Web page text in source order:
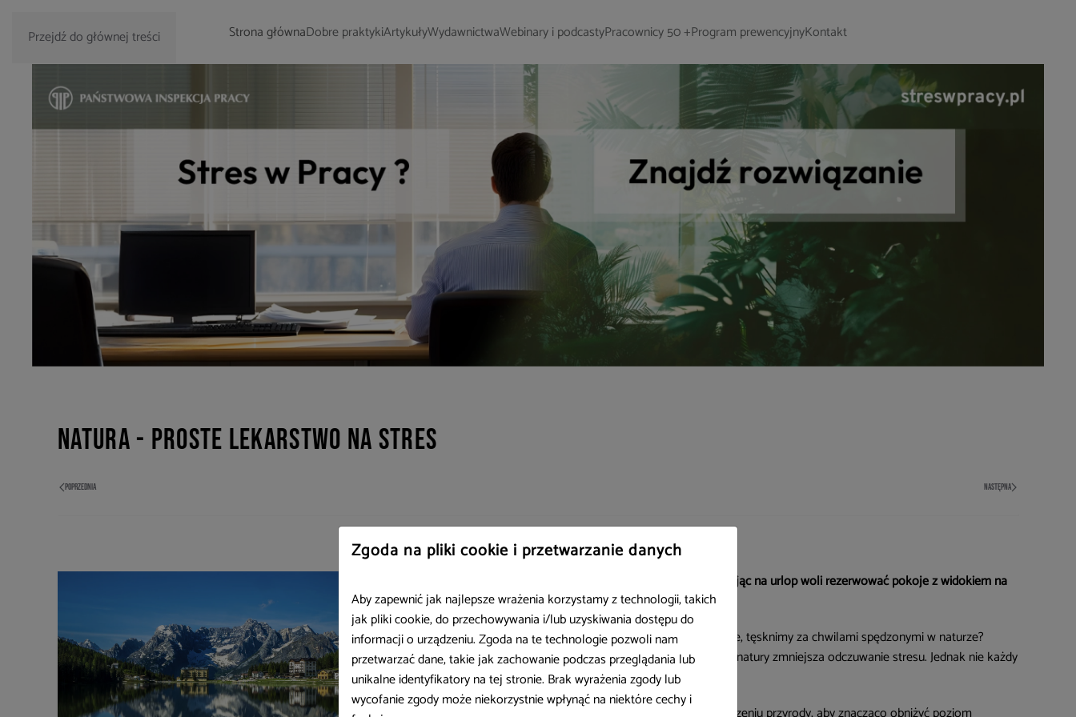
Przejdź do głównej treści Strona głównaDobre praktykiArtykułyWydawnictwaWebinary i podcastyPracownicy 50 +Program prewencyjnyKontakt
Natura - proste lekarstwo na stres
POPRZEDNIA NASTĘPNA
Czy zastanawialiście się kiedyś, dlaczego większość ludzi wyjeżdżając na urlop woli rezerwować pokoje z widokiem na
las, jezioro, góry czy morze?
Dlaczego zdarza się, że gdy stres uniemożliwia racjonalne myślenie, tęsknimy za chwilami spędzonymi w naturze?
Sądzę, że wiele osób podejrzewa, że spędzanie czasu w otoczeniu natury zmniejsza odczuwanie stresu. Jednak nie każdy
jest zorientowany, dlaczego tak się dzieje.
Zgoda na pliki cookie i przetwarzanie danych
Aby zapewnić jak najlepsze wrażenia korzystamy z technologii, takich
jak pliki cookie, do przechowywania i/lub uzyskiwania dostępu do
informacji o urządzeniu. Zgoda na te technologie pozwoli nam
przetwarzać dane, takie jak zachowanie podczas przeglądania lub
unikalne identyfikatory na tej stronie. Brak wyrażenia zgody lub
wycofanie zgody może niekorzystnie wpłynąć na niektóre cechy i